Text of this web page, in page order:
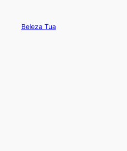
Beleza Tua